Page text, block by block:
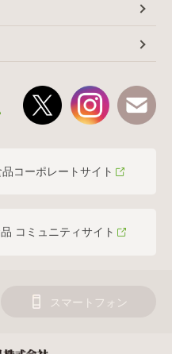
コーポレートサイト
コミュニティサイト
スマートフォン